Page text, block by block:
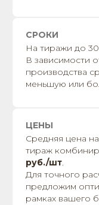
СРОКИ
На тиражи до
В зависимости
производства
меньшую или
ЦЕНЫ
Средняя цена
тираж
руб./шт.
Для точного
предложим
рамках вашего